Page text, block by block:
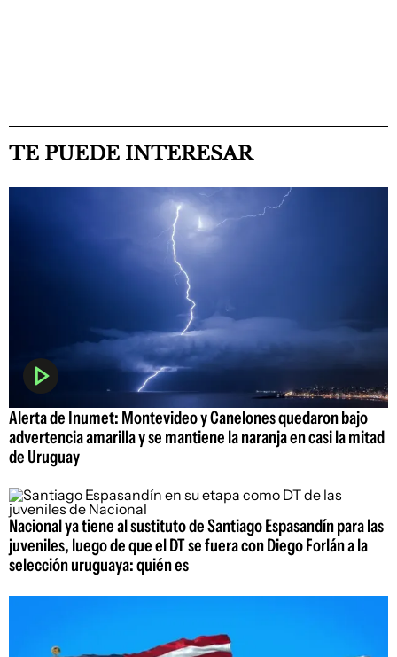
TE PUEDE INTERESAR
Alerta de Inumet: Montevideo y Canelones quedaron bajo
advertencia amarilla y se mantiene la naranja en casi la mitad
de Uruguay
Nacional ya tiene al sustituto de Santiago Espasandín para las
juveniles, luego de que el DT se fuera con Diego Forlán a la
selección uruguaya: quién es